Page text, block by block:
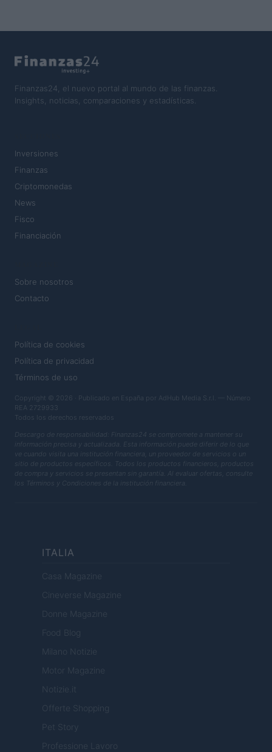
Finanzas24, el nuevo portal al mundo de las finanzas.
Insights, noticias, comparaciones y estadísticas.
Inversiones
Finanzas
Criptomonedas
News
Fisco
Financiación
Sobre nosotros
Contacto
Política de cookies
Política de privacidad
Términos de uso
Copyright © 2026 · Publicado en España por AdHub Media S.r.l. — Número
REA 2729933
Todos los derechos reservados
Descargo de responsabilidad: Finanzas24 se compromete a mantener su
información precisa y actualizada. Esta información puede diferir de lo que
ve cuando visita una institución financiera, un proveedor de servicios o un
sitio de productos específicos. Todos los productos financieros, productos
de compra y servicios se presentan sin garantía. Al evaluar ofertas, consulte
los Términos y Condiciones de la institución financiera.
ITALIA
Casa Magazine
Cineverse Magazine
Donne Magazine
Food Blog
Milano Notizie
Motor Magazine
Notizie.it
Offerte Shopping
Pet Story
Professione Lavoro